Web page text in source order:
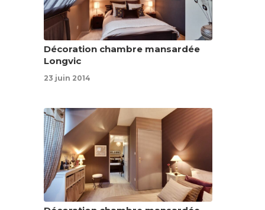
Décoration chambre mansardée
Longvic
23 juin 2014